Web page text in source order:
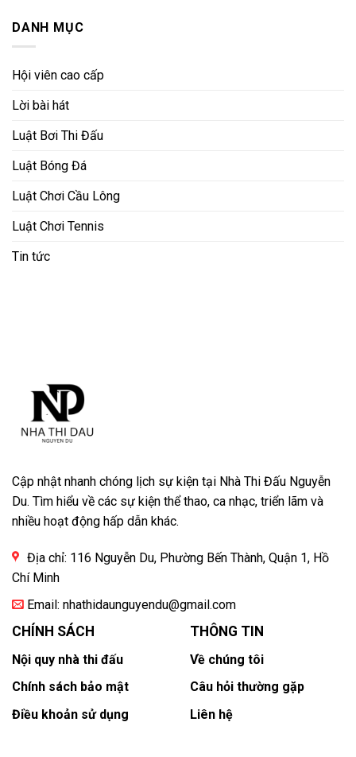
DANH MỤC
Hội viên cao cấp
Lời bài hát
Luật Bơi Thi Đấu
Luật Bóng Đá
Luật Chơi Cầu Lông
Luật Chơi Tennis
Tin tức
Cập nhật nhanh chóng lịch sự kiện tại Nhà Thi Đấu Nguyễn
Du. Tìm hiểu về các sự kiện thể thao, ca nhạc, triển lãm và
nhiều hoạt động hấp dẫn khác.
Địa chỉ: 116 Nguyễn Du, Phường Bến Thành, Quận 1, Hồ
Chí Minh
Email: nhathidaunguyendu@gmail.com
CHÍNH SÁCH
Nội quy nhà thi đấu
Chính sách bảo mật
Điều khoản sử dụng
THÔNG TIN
Về chúng tôi
Câu hỏi thường gặp
Liên hệ